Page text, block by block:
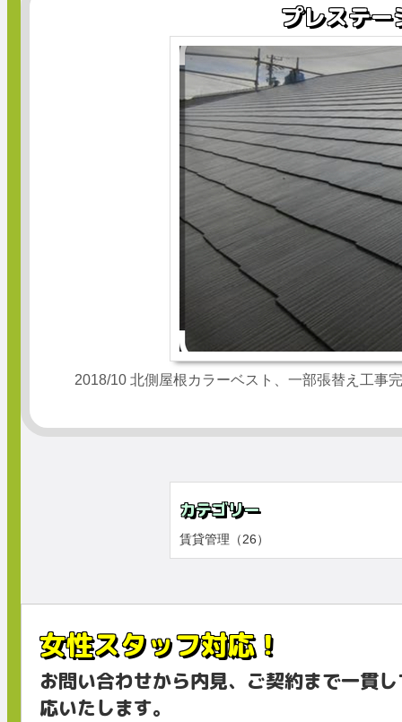
プレステ
2018/10 北側屋根カラーベスト、一部張替え工事
カテゴリー
賃貸管理（26）
女性スタッフ対応！
お問い合わせから内見、ご契約まで一貫
応いたします。